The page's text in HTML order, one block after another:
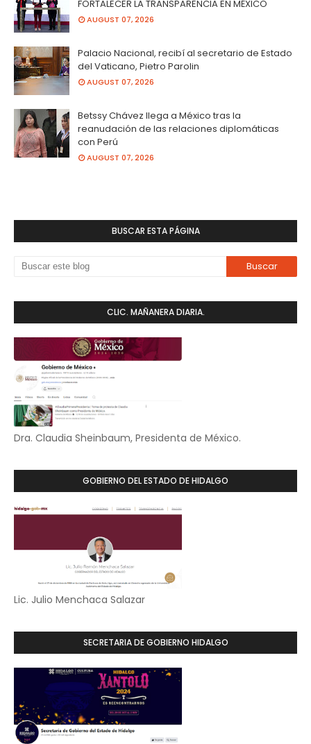
FORTALECER LA TRANSPARENCIA EN MÉXICO
AUGUST 07, 2026
Palacio Nacional, recibí al secretario de Estado
del Vaticano, Pietro Parolin
AUGUST 07, 2026
Betssy Chávez llega a México tras la
reanudación de las relaciones diplomáticas
con Perú
AUGUST 07, 2026
BUSCAR ESTA PÁGINA
CLIC. MAÑANERA DIARIA.
Dra. Claudia Sheinbaum, Presidenta de México.
GOBIERNO DEL ESTADO DE HIDALGO
Lic. Julio Menchaca Salazar
SECRETARIA DE GOBIERNO HIDALGO